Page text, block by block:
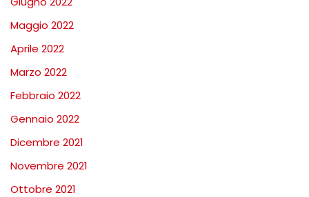
Maggio 2022
Aprile 2022
Marzo 2022
Febbraio 2022
Gennaio 2022
Dicembre 2021
Novembre 2021
Ottobre 2021